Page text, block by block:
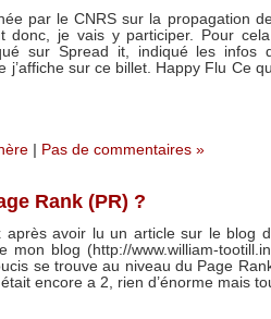
par le CNRS sur la propagation
donc, je vais y participer. Pour
sur Spread it, indiqué les infos
j’affiche sur ce billet. Happy Flu Ce
Pas de commentaires »
Rank (PR) ?
après avoir lu un article sur le blog
mon blog (http://www.william-
se trouve au niveau du Page
encore a 2, rien d’énorme mais